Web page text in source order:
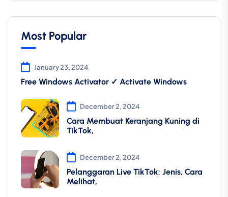
Most Popular
January 23, 2024
Free Windows Activator ✓ Activate Windows
December 2, 2024
Cara Membuat Keranjang Kuning di
TikTok,
December 2, 2024
Pelanggaran Live TikTok: Jenis, Cara
Melihat,